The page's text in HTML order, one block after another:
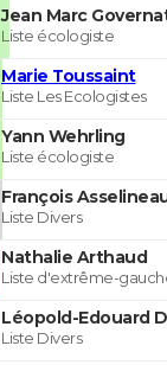
Jean Marc
Liste écologiste
Marie Toussaint
Liste Les Ecologistes
Yann Wehrling
Liste écologiste
François
Liste Divers
Nathalie Arthaud
Liste d'extrême-
Léopold-Edouard
Liste Divers